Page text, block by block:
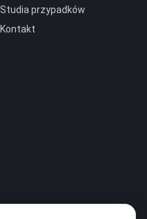
Studia przypadków
Kontakt